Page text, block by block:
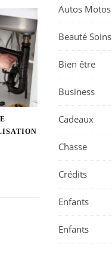
Autos Motos
Beauté Soins
Bien être
Business
Cadeaux
Chasse
Crédits
Enfants
Enfants